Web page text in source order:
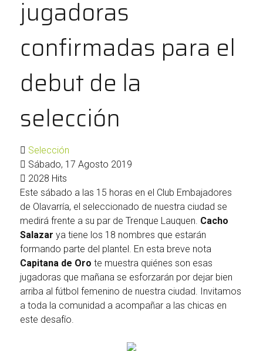
jugadoras
confirmadas para el
debut de la
selección
Selección
Sábado, 17 Agosto 2019
2028 Hits
​Este sábado a las 15 horas en el Club Embajadores
de Olavarría, el seleccionado de nuestra ciudad se
medirá frente a su par de Trenque Lauquen. Cacho
Salazar ya tiene los 18 nombres que estarán
formando parte del plantel. En esta breve nota
Capitana de Oro te muestra quiénes son esas
jugadoras que mañana se esforzarán por dejar bien
arriba al fútbol femenino de nuestra ciudad. Invitamos
a toda la comunidad a acompañar a las chicas en
este desafío.